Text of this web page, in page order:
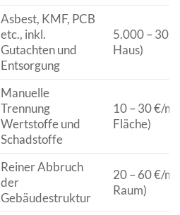
Asbest, KMF, PCB
etc., inkl.
Gutachten und
Entsorgung
5.000 –
Haus)
Manuelle
Trennung
Wertstoffe und
Schadstoffe
10 – 30 €/
Fläche)
Reiner Abbruch
der
Gebäudestruktur
20 – 60 €/
Raum)